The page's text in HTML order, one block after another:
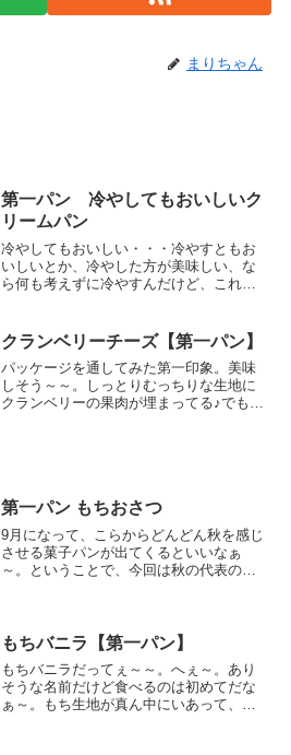
まりちゃん
第一パン 冷やしてもおいしいク
リームパン
冷やしてもおいしい・・・冷やすともお
いしいとか、冷やした方が美味しい、な
ら何も考えずに冷やすんだけど、これっ
て方法もあるけれど、そこまでするか？
ってめんどう。だからどっ...
クランベリーチーズ【第一パン】
パッケージを通してみた第一印象。美味
しそう～～。しっとりむっちりな生地に
クランベリーの果肉が埋まってる♪でも見
第一パン もちおさつ
9月になって、こらからどんどん秋を感じ
させる菓子パンが出てくるといいなぁ
～。ということで、今回は秋の代表の一
んだったか・・・福澤さん...
もちバニラ【第一パン】
もちバニラだってぇ～～。へぇ～。あり
そうな名前だけど食べるのは初めてだな
ぁ～。もち生地が真ん中にいあって、そ